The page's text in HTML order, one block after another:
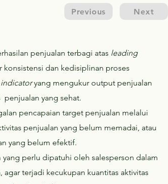
Previous Next
penjualan terbagi atas leading
konsistensi dan kedisiplinan proses
yang mengukur output penjualan
yang sehat.
pencapaian target penjualan melalui
penjualan yang belum memadai, atau
yang belum efektif.
perlu dipatuhi oleh salesperson dalam
agar terjadi kecukupan kuantitas aktivitas